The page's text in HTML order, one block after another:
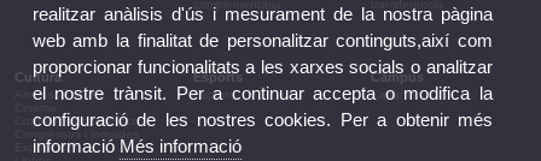
Cultura
Arts escèniques
Conferències i debats
Congressos i jornades
Exposicions
Esports
Esports
Campus
Campus
realitzar anàlisis d'ús i mesurament de la nostra pàgina
web amb la finalitat de personalitzar continguts,així com
proporcionar funcionalitats a les xarxes socials o analitzar
el nostre trànsit. Per a continuar accepta o modifica la
configuració de les nostres cookies. Per a obtenir més
informació Més informació